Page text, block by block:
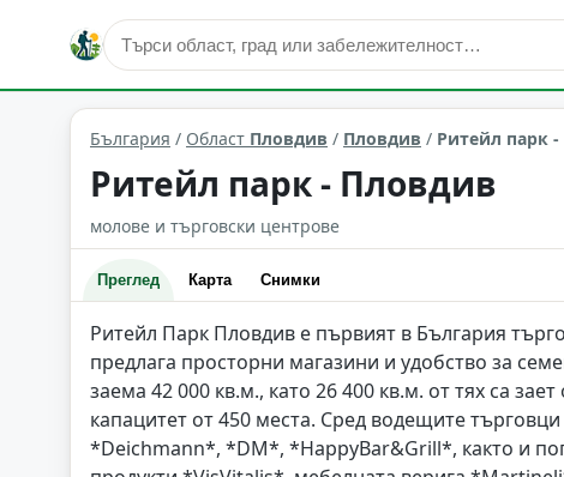
сгради и архитектура Пловдив Област: Пловдив
България / Област Пловдив / Пловдив / Ритейл парк
Ритейл парк - Пловдив
молове и търговски центрове
Преглед Карта Снимки
Ритейл Парк Пловдив е първият в България
предлага просторни магазини и удобство за
заема 42 000 кв.м., като 26 400 кв.м. от тях са
капацитет от 450 места. Сред водещите
*Deichmann*, *DM*, *HappyBar&Grill*, както и